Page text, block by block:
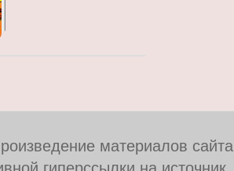
материалов сайта